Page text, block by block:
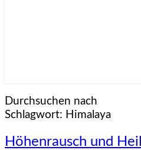
Durchsuchen nach
Schlagwort: Himalaya
Höhenrausch
Höhenrausch und